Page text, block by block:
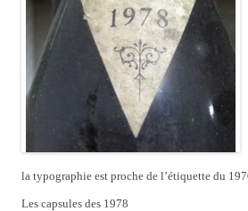
la typographie est proche de l’étiquette du
Les capsules des 1978